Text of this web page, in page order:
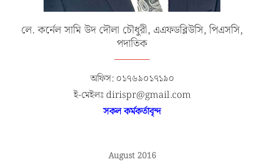
লে. কর্নেল সামি উদ দৌলা চৌধুরী, এএফডব্লিউসি, পিএসসি,
পদাতিক
অফিস: ০১৭৬৯০১৭১৯০
ই-মেইলঃ dirispr@gmail.com
সকল কর্মকর্তাবৃন্দ
August 2016